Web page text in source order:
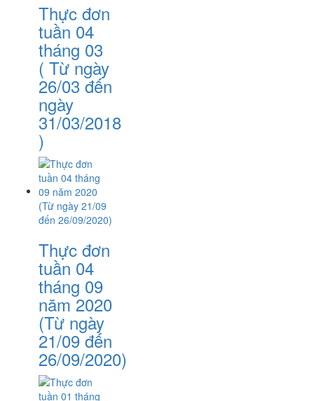
Thực đơn
tuần 04
tháng 03
( Từ ngày
26/03 đến
ngày
31/03/2018
)
Thực đơn
tuần 04
tháng 09
năm 2020
(Từ ngày
21/09 đến
26/09/2020)